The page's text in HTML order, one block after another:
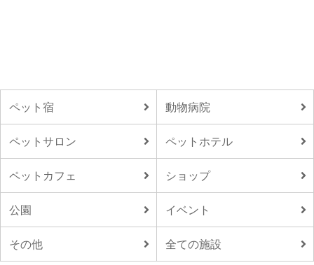
ペット宿 動物病院
ペットサロン ペットホテル
ペットカフェ ショップ
公園 イベント
その他 全ての施設